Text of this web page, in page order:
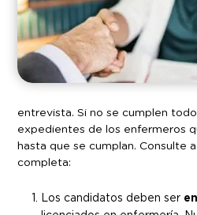
entrevista. Si no se cumplen
expedientes de los enfermeros
hasta que se cumplan. Consulte
completa:
Los candidatos deben ser